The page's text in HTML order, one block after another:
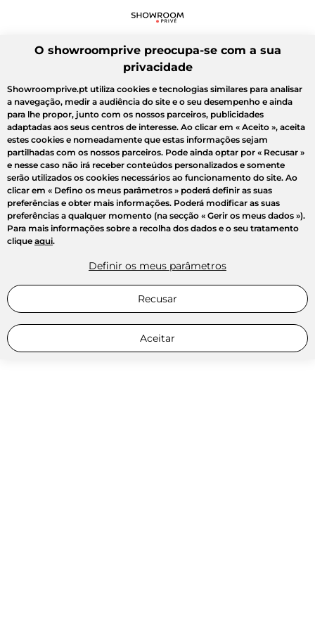
O showroomprive preocupa-se com a sua
privacidade
Showroomprive.pt utiliza cookies e tecnologias similares para analisar
a navegação, medir a audiência do site e o seu desempenho e ainda
para lhe propor, junto com os nossos parceiros, publicidades
adaptadas aos seus centros de interesse. Ao clicar em « Aceito », aceita
estes cookies e nomeadamente que estas informações sejam
partilhadas com os nossos parceiros. Pode ainda optar por « Recusar »
e nesse caso não irá receber conteúdos personalizados e somente
serão utilizados os cookies necessários ao funcionamento do site. Ao
clicar em « Defino os meus parâmetros » poderá definir as suas
preferências e obter mais informações. Poderá modificar as suas
preferências a qualquer momento (na secção « Gerir os meus dados »).
Para mais informações sobre a recolha dos dados e o seu tratamento
clique aqui.
Definir os meus parâmetros
Recusar
Aceitar